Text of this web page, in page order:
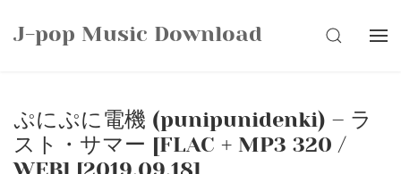
J-pop Music Download SEARCH
ぷにぷに電機 (punipunidenki) – ラ
スト・サマー [FLAC + MP3 320 /